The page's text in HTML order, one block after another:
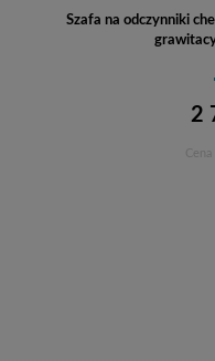
Szafa na odczynniki
2